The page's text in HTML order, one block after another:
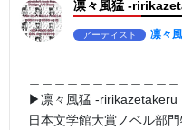
部分[主人公である小説家の
＜小説/絵本版＞ 凛々風猛-
日本語版: https://amzn.asia/
＜著者: #小説 #絵本 #挿画 作
日本語版: https://amzn.asia/d/
英語版: https://amzn.asia/d/
凛々風猛 -
アーティスト 凛々
▶︎凛々風猛 -ririkazetakeru
日本文学館大賞ノベル部